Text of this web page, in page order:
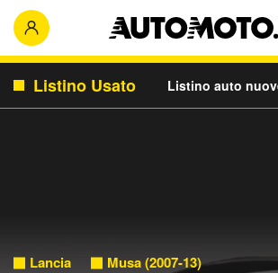
Listino Usato Listino auto
Lancia Musa (2007-13)